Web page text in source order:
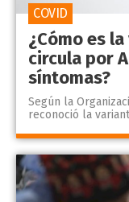
¿Cómo es
circula por
síntomas?
Según la
reconoció la
COVID